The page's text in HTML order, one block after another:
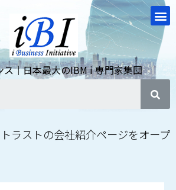
ス｜日本最大のIBM i 専門家集団
ラストの会社紹介ページをオープ